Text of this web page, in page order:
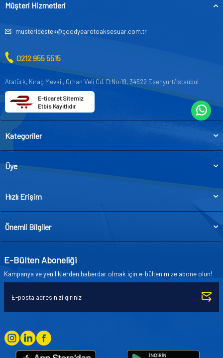
Müşteri Hizmetleri
musteridestek@goodyearotoaksesuar.com.tr
0212 955 5515
Atatürk, Kıraç Mevkii, Orhan Veli Cd. D:No:19, 34522 Esenyurt/İstanbul
E-ticaret Sitemiz
Etbis Kayıtlıdır
Kategoriler
Üye
Hızlı Erişim
Önemli Bilgiler
E-Bülten Aboneliği
Kampanya ve yeniliklerden haberdar olmak için e-bültenimize abone olun!